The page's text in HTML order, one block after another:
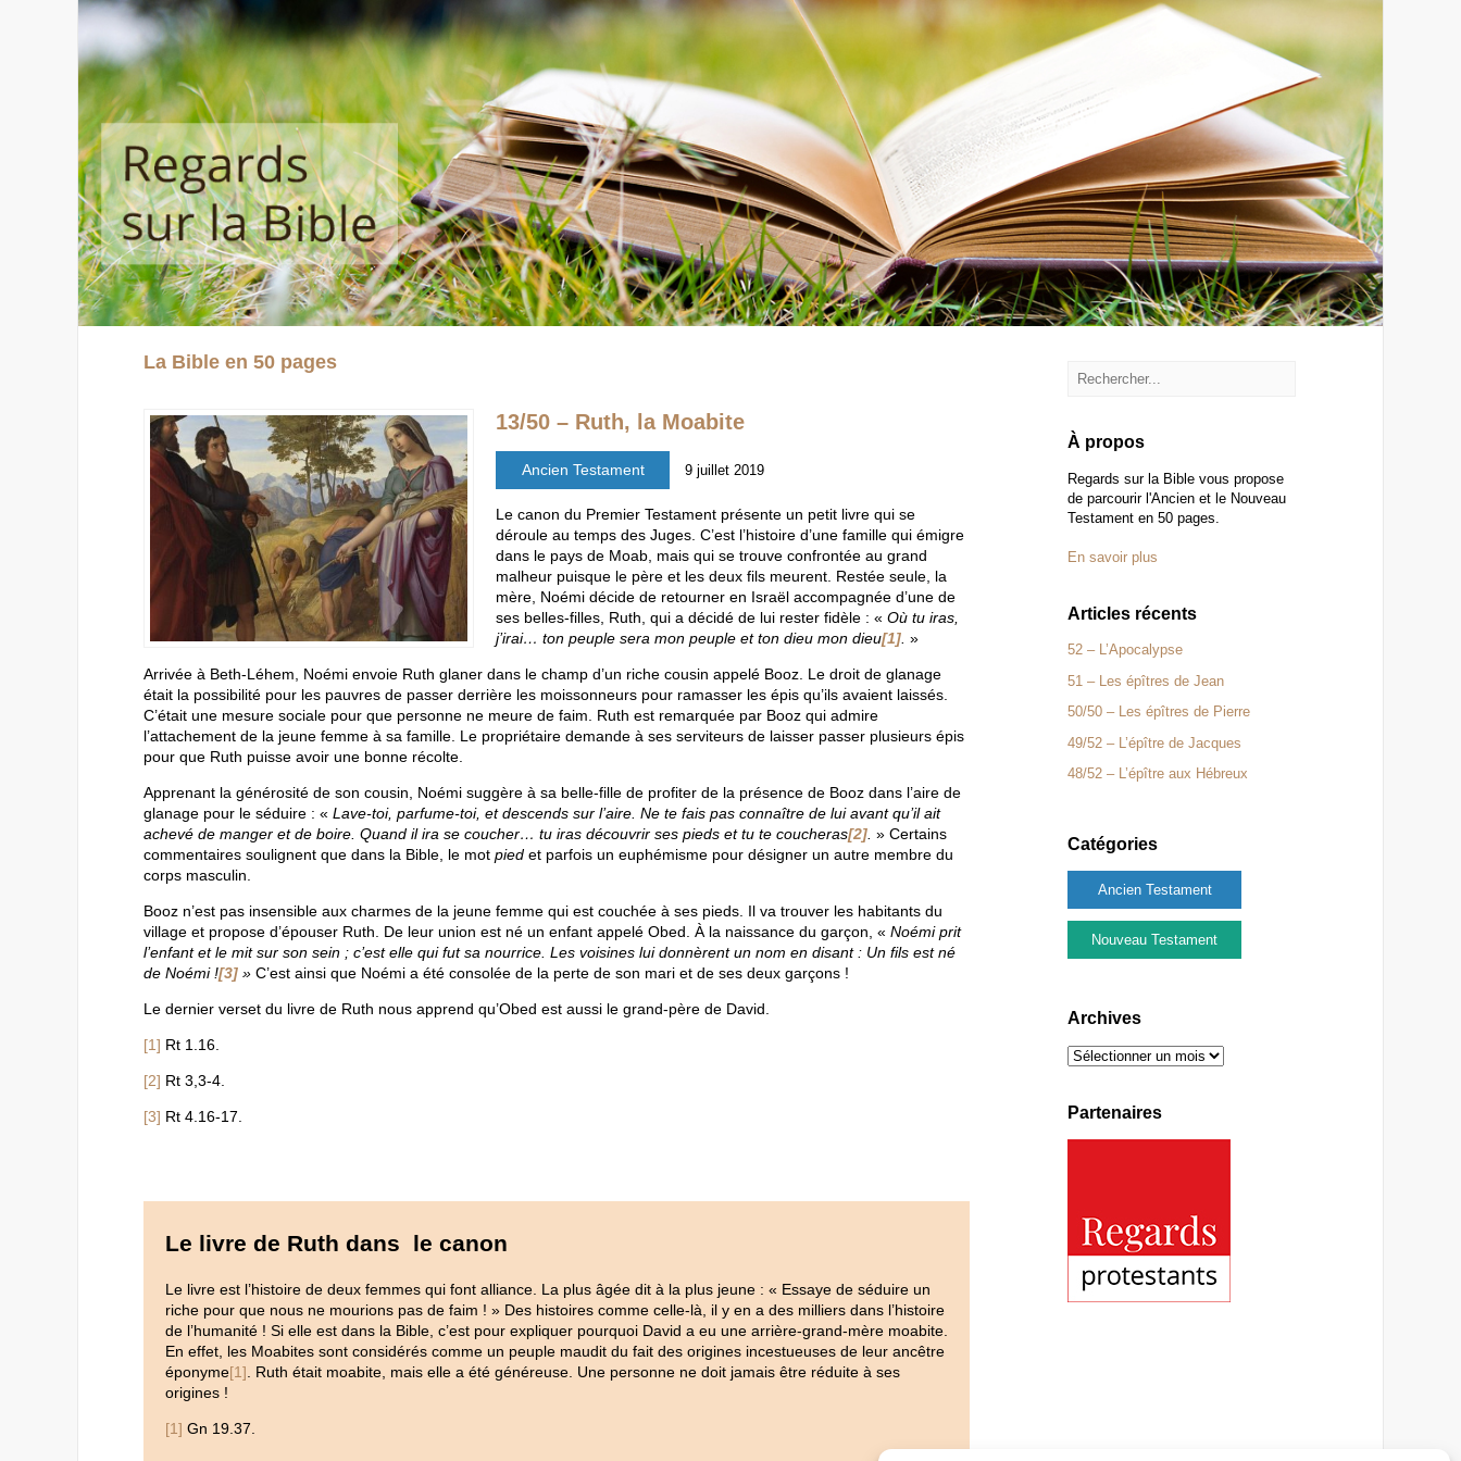
La Bible en 50 pages
13/50 – Ruth, la Moabite
Ancien Testament 9 juillet 2019
Le canon du Premier Testament présente un petit livre qui se
déroule au temps des Juges. C’est l’histoire d’une famille qui émigre
dans le pays de Moab, mais qui se trouve confrontée au grand
malheur puisque le père et les deux fils meurent. Restée seule, la
mère, Noémi décide de retourner en Israël accompagnée d’une de
ses belles-filles, Ruth, qui a décidé de lui rester fidèle : « Où tu iras,
j’irai… ton peuple sera mon peuple et ton dieu mon dieu[1]. »
Arrivée à Beth-Léhem, Noémi envoie Ruth glaner dans le champ d’un riche cousin appelé Booz. Le droit de glanage
était la possibilité pour les pauvres de passer derrière les moissonneurs pour ramasser les épis qu’ils avaient laissés.
C’était une mesure sociale pour que personne ne meure de faim. Ruth est remarquée par Booz qui admire
l’attachement de la jeune femme à sa famille. Le propriétaire demande à ses serviteurs de laisser passer plusieurs épis
pour que Ruth puisse avoir une bonne récolte.
Apprenant la générosité de son cousin, Noémi suggère à sa belle-fille de profiter de la présence de Booz dans l’aire de
glanage pour le séduire : « Lave-toi, parfume-toi, et descends sur l’aire. Ne te fais pas connaître de lui avant qu’il ait
achevé de manger et de boire. Quand il ira se coucher… tu iras découvrir ses pieds et tu te coucheras[2]. » Certains
commentaires soulignent que dans la Bible, le mot pied et parfois un euphémisme pour désigner un autre membre du
corps masculin.
Booz n’est pas insensible aux charmes de la jeune femme qui est couchée à ses pieds. Il va trouver les habitants du
village et propose d’épouser Ruth. De leur union est né un enfant appelé Obed. À la naissance du garçon, « Noémi prit
l’enfant et le mit sur son sein ; c’est elle qui fut sa nourrice. Les voisines lui donnèrent un nom en disant : Un fils est né
de Noémi ![3] » C’est ainsi que Noémi a été consolée de la perte de son mari et de ses deux garçons !
Le dernier verset du livre de Ruth nous apprend qu’Obed est aussi le grand-père de David.
[1] Rt 1.16.
[2] Rt 3,3-4.
[3] Rt 4.16-17.
Le livre de Ruth dans le canon
Le livre est l’histoire de deux femmes qui font alliance. La plus âgée dit à la plus jeune : « Essaye de séduire un
riche pour que nous ne mourions pas de faim ! » Des histoires comme celle-là, il y en a des milliers dans l’histoire
de l’humanité ! Si elle est dans la Bible, c’est pour expliquer pourquoi David a eu une arrière-grand-mère moabite.
En effet, les Moabites sont considérés comme un peuple maudit du fait des origines incestueuses de leur ancêtre
éponyme[1]. Ruth était moabite, mais elle a été généreuse. Une personne ne doit jamais être réduite à ses
origines !
[1] Gn 19.37.
À propos
Regards sur la Bible vous propose
de parcourir l'Ancien et le Nouveau
Testament en 50 pages.
En savoir plus
Articles récents
52 – L’Apocalypse
51 – Les épîtres de Jean
50/50 – Les épîtres de Pierre
49/52 – L’épître de Jacques
48/52 – L’épître aux Hébreux
Catégories
Ancien Testament
Nouveau Testament
Archives
Partenaires